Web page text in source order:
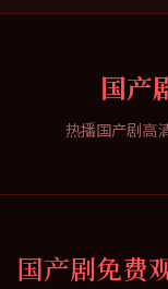
国产
热播国产剧高
国产剧免费